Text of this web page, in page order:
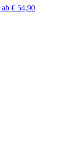
ab € 54,90